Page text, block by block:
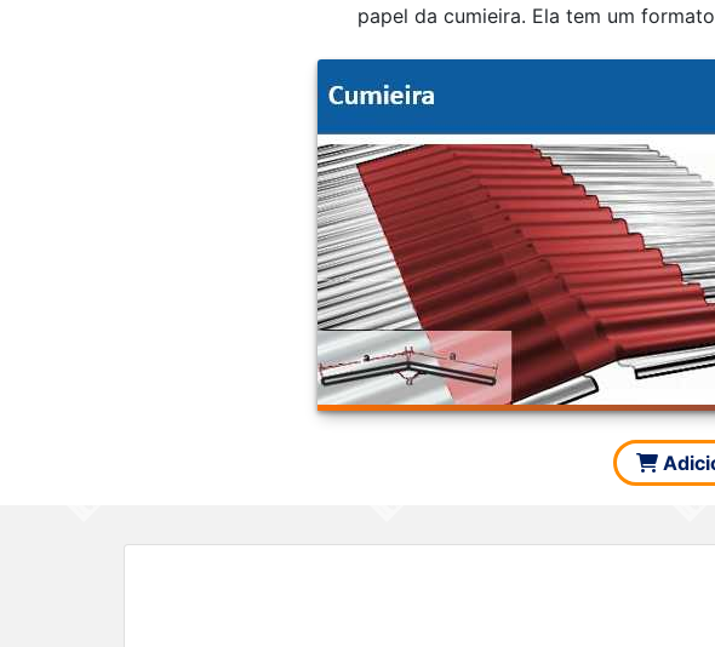
papel da cumieira. Ela tem um